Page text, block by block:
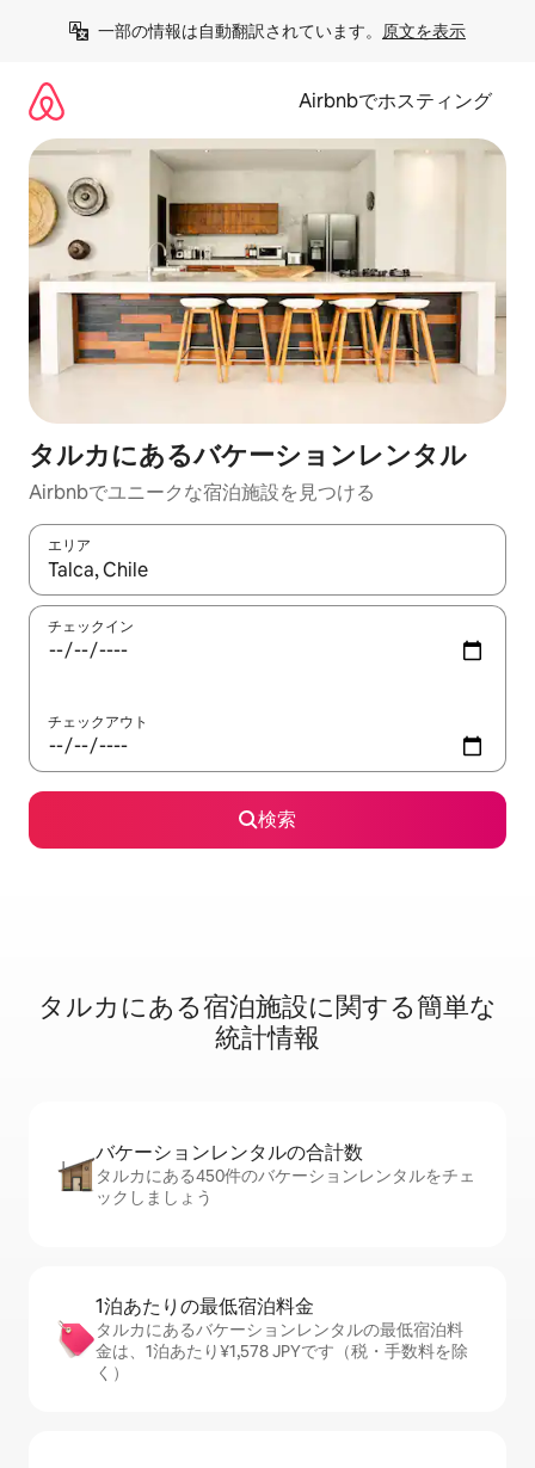
一部の情報は自動翻訳されています。 原文を表示
Airbnbでホスティング
タルカにあるバケーションレンタル
Airbnbでユニークな宿泊施設を見つける
エリア
検索結果が表示されたら、上下の矢印キーを使って移動するか
チェックイン
チェックアウト
検索
タルカに⁠あ⁠る宿⁠泊⁠施⁠設⁠に関⁠す⁠る簡⁠単⁠な
統⁠計⁠情⁠報
バケーションレ⁠ン⁠タ⁠ル⁠の合⁠計⁠数
タルカにある450件のバケーションレンタルをチェ
ックしましょう
1泊あたりの最⁠低⁠宿⁠泊⁠料⁠金
タルカにあるバケーションレンタルの最低宿泊料
金は、1泊あたり¥1,578 JPYです（税・手数料を除
く）